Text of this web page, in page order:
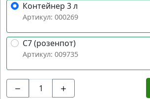
Контейнер 3 л
Артикул: 000269
C7 (розенпот)
Артикул: 009735